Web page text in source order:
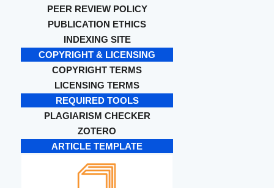
PEER REVIEW POLICY
PUBLICATION ETHICS
INDEXING SITE
COPYRIGHT & LICENSING
COPYRIGHT TERMS
LICENSING TERMS
REQUIRED TOOLS
PLAGIARISM CHECKER
ZOTERO
ARTICLE TEMPLATE